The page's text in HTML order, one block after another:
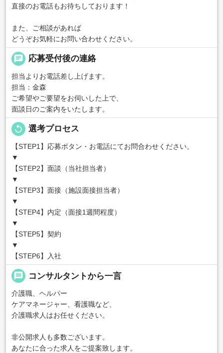
直接のお電話もお待ちしております！
また、ご相談があれば
どうぞお気軽にお問い合わせください。
chat 応募受付後の連絡
担当よりお電話差し上げます。
担当：金森
ご希望やご要望をお伺いした上で、
面談日のご案内をいたします。
replay 選考プロセス
【STEP1】応募ボタン・お電話にてお問合わせください。
▼
【STEP2】面談（当社担当者）
▼
【STEP3】面接（施設面接担当者）
▼
【STEP4】内定（面接1週間程度）
▼
【STEP5】契約
▼
【STEP6】入社
message コンサルタントから一言
介護職、ヘルパー
ケアマネージャー、看護職など、
介護職求人はお任せください。
非公開求人も多数ございます。
あなたに合った求人をご提案致します。